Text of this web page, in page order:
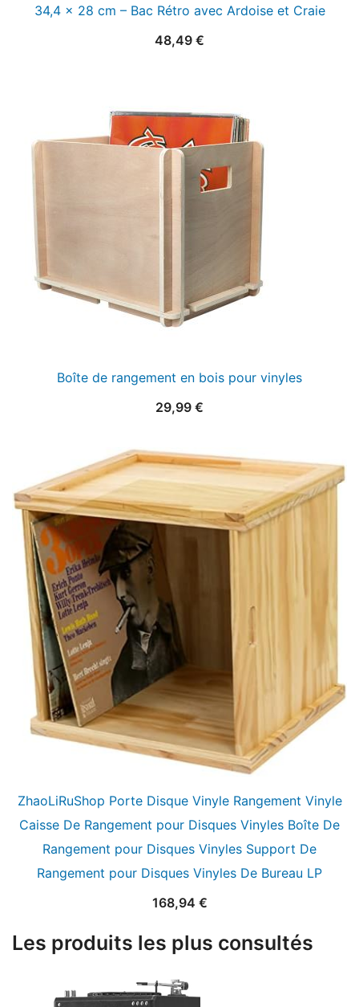
34,4 x 28 cm – Bac Rétro avec Ardoise et Craie
48,49 €
Boîte de rangement en bois pour vinyles
29,99 €
ZhaoLiRuShop Porte Disque Vinyle Rangement Vinyle
Caisse De Rangement pour Disques Vinyles Boîte De
Rangement pour Disques Vinyles Support De
Rangement pour Disques Vinyles De Bureau LP
168,94 €
Les produits les plus consultés